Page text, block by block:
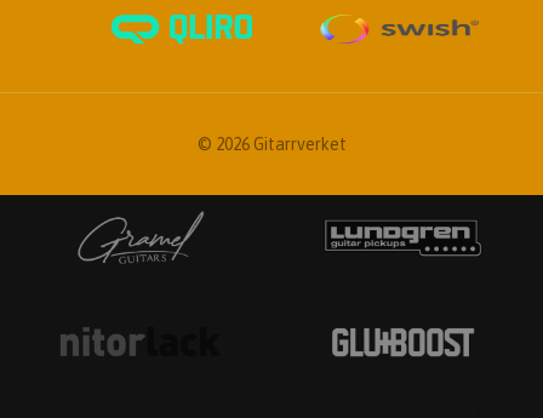
© 2026 Gitarrverket